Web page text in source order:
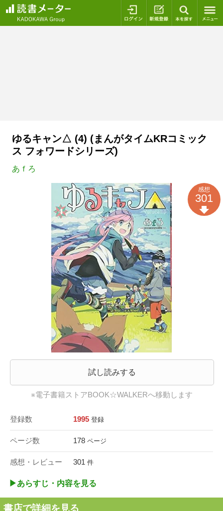
ログイン 新規登録
ゆるキャン△ (4) (まんがタイムKRコミック
ス フォワードシリーズ)
あｆろ
試し読みする
※電子書籍ストアBOOK☆WALKERへ移動します
登録数 1995 登録
ページ数 178 ページ
感想・レビュー 301 件
感想
301
▶︎あらすじ・内容を見る
書店で詳細を見る